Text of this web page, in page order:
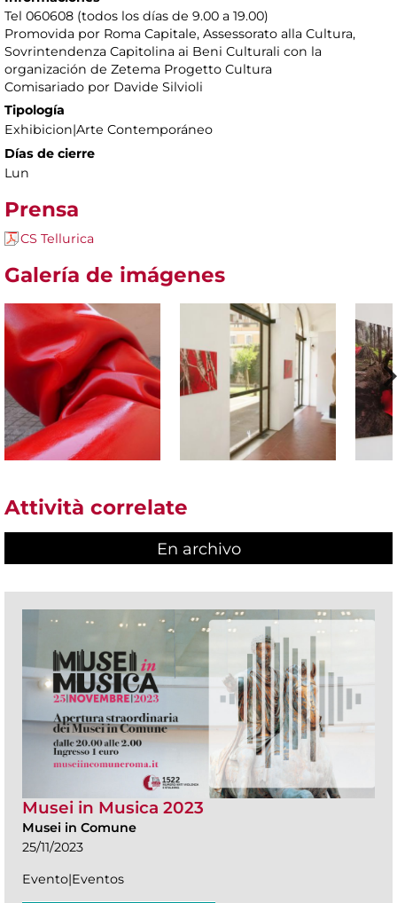
Tel 060608 (todos los días de 9.00 a 19.00)
Promovida por Roma Capitale, Assessorato alla Cultura,
Sovrintendenza Capitolina ai Beni Culturali con la
organización de Zetema Progetto Cultura
Comisariado por Davide Silvioli
Tipología
Exhibicion|Arte Contemporáneo
Días de cierre
Lun
Prensa
CS Tellurica
Galería de imágenes
Attività correlate
En archivo
Musei in Musica 2023
Musei in Comune
25/11/2023
Evento|Eventos